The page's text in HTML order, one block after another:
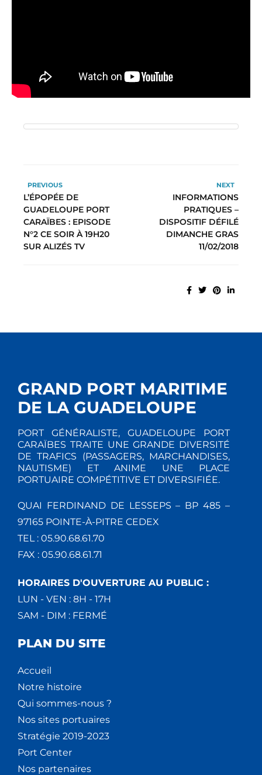
PREVIOUS
L’ÉPOPÉE DE
GUADELOUPE PORT
CARAÏBES : EPISODE
N°2 CE SOIR À 19H20
SUR ALIZÉS TV
NEXT
INFORMATIONS
PRATIQUES –
DISPOSITIF DÉFILÉ
DIMANCHE GRAS
11/02/2018
GRAND PORT MARITIME
DE LA GUADELOUPE
PORT GÉNÉRALISTE, GUADELOUPE PORT
CARAÏBES TRAITE UNE GRANDE DIVERSITÉ
DE TRAFICS (PASSAGERS, MARCHANDISES,
NAUTISME) ET ANIME UNE PLACE
PORTUAIRE COMPÉTITIVE ET DIVERSIFIÉE.
QUAI FERDINAND DE LESSEPS – BP 485 –
97165 POINTE-À-PITRE CEDEX
TEL : 05.90.68.61.70
FAX : 05.90.68.61.71
HORAIRES D'OUVERTURE AU PUBLIC :
LUN - VEN : 8H - 17H
SAM - DIM : FERMÉ
PLAN DU SITE
Accueil
Notre histoire
Qui sommes-nous ?
Nos sites portuaires
Stratégie 2019-2023
Port Center
Nos partenaires